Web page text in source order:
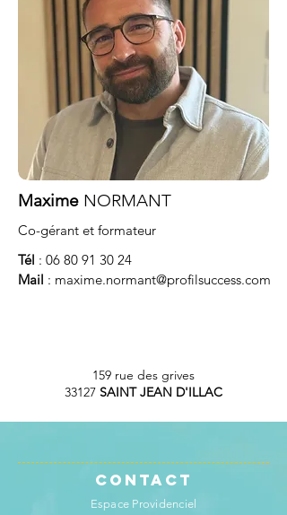
Maxime NORMANT
Co-gérant et formateur
Tél : 06 80 91 30 24
Mail : maxime.normant@profilsuccess.com
159 rue des grives
33127 SAINT JEAN D'ILLAC
Contact
Espace Providenciel